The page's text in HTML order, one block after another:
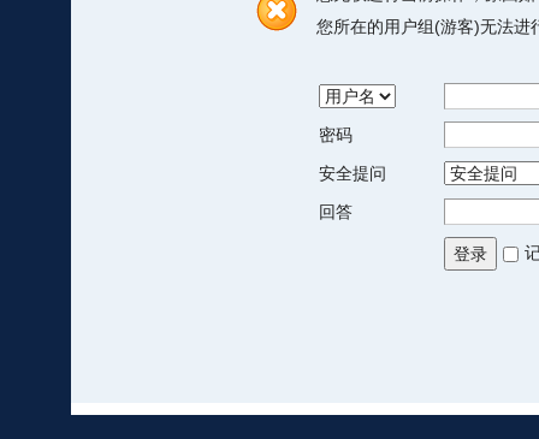
您所在的用户组(游客)无法进
密码
安全提问
回答
登录